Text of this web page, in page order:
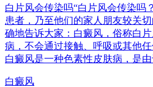
白片风会传染吗“白片风会传染吗
患者，乃至他们的家人朋友较关
确地告诉大家：白癜风，俗称白
病，不会通过接触、呼吸或其他
白癜风是一种色素性皮肤病，是
白癜风